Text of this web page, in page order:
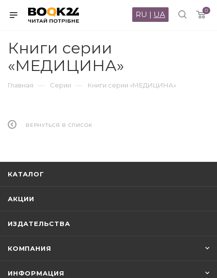
0
RU | UA
Книги серии
«МЕДИЦИНА»
Главная — Серии — Книги серии «МЕДИЦИНА»
ВЕРНУТЬСЯ В СПИСОК
КАТАЛОГ
АКЦИИ
ИЗДАТЕЛЬСТВА
КОМПАНИЯ
ИНФОРМАЦИЯ